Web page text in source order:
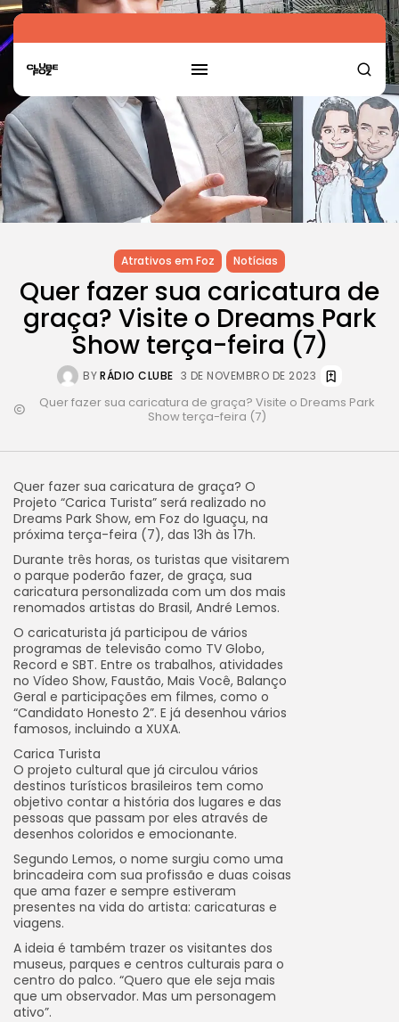
Atrativos em Foz Notícias
Quer fazer sua caricatura de
graça? Visite o Dreams Park
Show terça-feira (7)
BYRÁDIO CLUBE 3 DE NOVEMBRO DE 2023
Quer fazer sua caricatura de graça? Visite o Dreams Park
Show terça-feira (7)
Quer fazer sua caricatura de graça? O
Projeto “Carica Turista” será realizado no
Dreams Park Show, em Foz do Iguaçu, na
próxima terça-feira (7), das 13h às 17h.
Durante três horas, os turistas que visitarem
o parque poderão fazer, de graça, sua
caricatura personalizada com um dos mais
renomados artistas do Brasil, André Lemos.
O caricaturista já participou de vários
programas de televisão como TV Globo,
Record e SBT. Entre os trabalhos, atividades
no Vídeo Show, Faustão, Mais Você, Balanço
Geral e participações em filmes, como o
“Candidato Honesto 2”. E já desenhou vários
famosos, incluindo a XUXA.
Carica Turista
O projeto cultural que já circulou vários
destinos turísticos brasileiros tem como
objetivo contar a história dos lugares e das
pessoas que passam por eles através de
desenhos coloridos e emocionante.
Segundo Lemos, o nome surgiu como uma
brincadeira com sua profissão e duas coisas
que ama fazer e sempre estiveram
presentes na vida do artista: caricaturas e
viagens.
A ideia é também trazer os visitantes dos
museus, parques e centros culturais para o
centro do palco. “Quero que ele seja mais
que um observador. Mas um personagem
ativo”.